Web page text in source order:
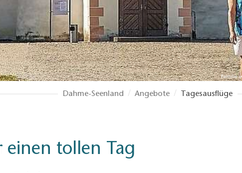
Familie
Dahme-Seenland Angebote Tagesausflüge
tollen Tag